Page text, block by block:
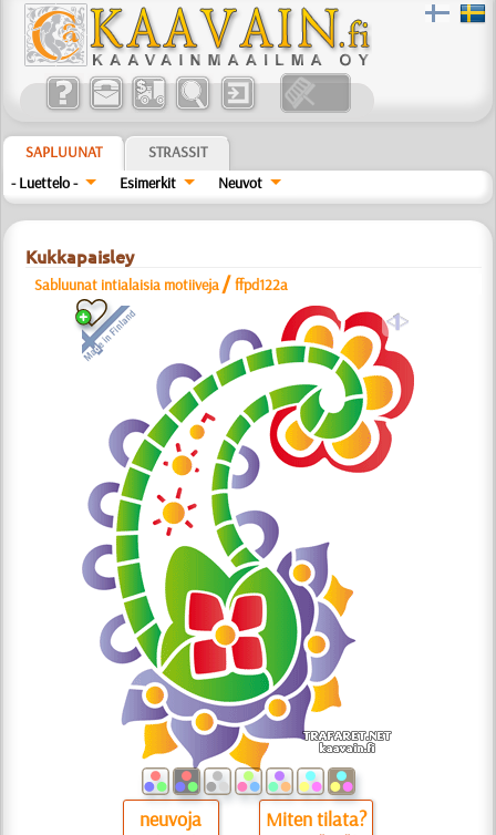
SAPLUUNAT
STRASSIT
- Luettelo -
Esimerkit Neuvot
Kukkapaisley
Sabluunat intialaisia motiiveja /ffpd122a
a
neuvoja Miten tilata?